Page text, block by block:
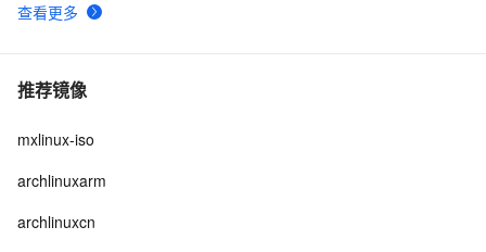
查看更多
推荐镜像
mxlinux-iso
archlinuxarm
archlinuxcn